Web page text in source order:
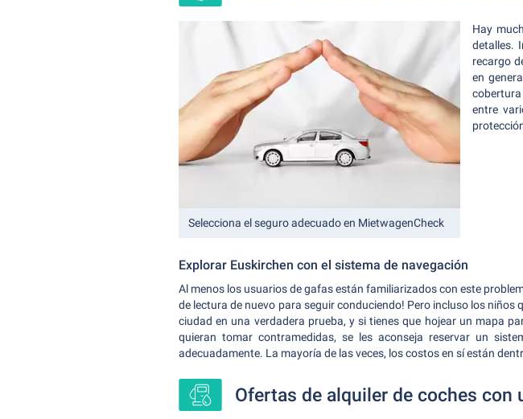
Selecciona el seguro adecuado en MietwagenCheck
Hay
detalles.
recargo
en
entre
Explorar Euskirchen con el sistema de navegación
Al menos los usuarios de gafas están familiarizados con este
de lectura de nuevo para seguir conduciendo! Pero incluso los
ciudad en una verdadera prueba, y si tienes que hojear un mapa
quieran tomar contramedidas, se les aconseja reservar un
adecuadamente. La mayoría de las veces, los costos en sí están
Ofertas de alquiler de coches